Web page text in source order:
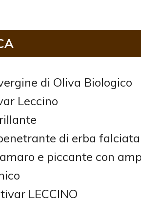
di Oliva Biologico
Leccino
di erba falciata
e piccante con
LECCINO